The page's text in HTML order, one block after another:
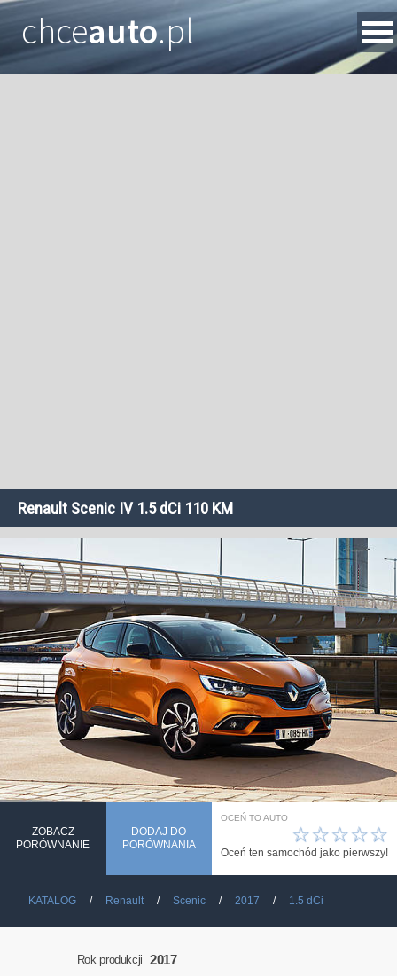
chceauto.pl
Renault Scenic IV 1.5 dCi 110 KM
ZOBACZ
PORÓWNANIE
DODAJ DO
PORÓWNANIA
OCEŃ TO AUTO
☆
☆
☆
☆
☆
Oceń ten samochód jako pierwszy!
KATALOG Renault Scenic 2017 1.5 dCi
Rok produkcji 2017